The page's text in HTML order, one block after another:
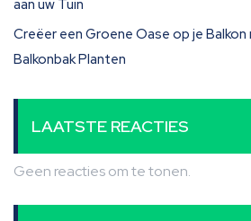
aan uw Tuin
Creëer een Groene Oase op je
Balkonbak Planten
LAATSTE REACTIES
Geen reacties om te tonen.